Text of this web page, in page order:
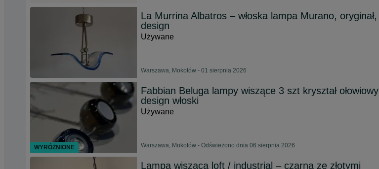
La Murrina Albatros – włoska lampa Murano, oryginał,
design
Używane
Warszawa, Mokotów - 01 sierpnia 2026
Fabbian Beluga lampy wiszące 3 szt kryształ ołowiowy
design włoski
Używane
Warszawa, Mokotów - Odświeżono dnia 06 sierpnia 2026
Lampa wisząca loft / industrial – czarna ze złotymi
WYRÓŻNIONE